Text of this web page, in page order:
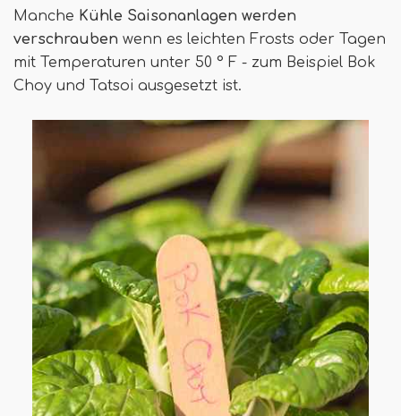
Manche Kühle Saisonanlagen werden
verschrauben wenn es leichten Frosts oder Tagen
mit Temperaturen unter 50 ° F - zum Beispiel Bok
Choy und Tatsoi ausgesetzt ist.